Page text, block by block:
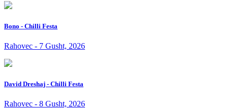
Bono - Chilli Festa
Rahovec - 7 Gusht, 2026
David Dreshaj - Chilli Festa
Rahovec - 8 Gusht, 2026